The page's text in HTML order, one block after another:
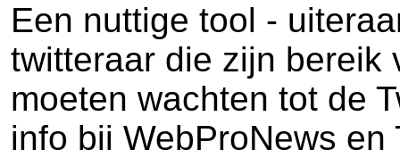
Een nuttige tool -
twitteraar die zijn bereik
moeten wachten tot de
info bij WebProNews